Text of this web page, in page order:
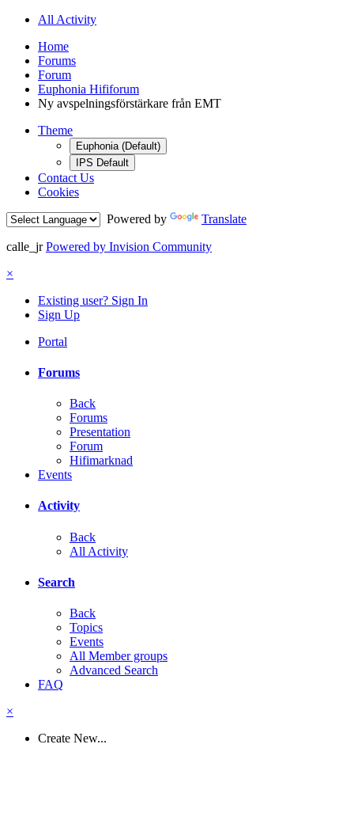
All Activity
Home
Forums
Forum
Euphonia Hififorum
Ny avspelningsförstärkare från EMT
Theme
Euphonia (Default)
IPS Default
Contact Us
Cookies
Powered by
Translate
calle_jr Powered by Invision Community
×
Existing user? Sign In
Sign Up
Portal
Forums
Back
Forums
Presentation
Forum
Hifimarknad
Events
Activity
Back
All Activity
Search
Back
Topics
Events
All Member groups
Advanced Search
FAQ
×
Create New...